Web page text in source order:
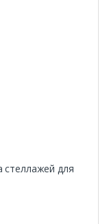
стеллажей для